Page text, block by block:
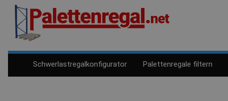
Schwerlastregalkonfigurator Palettenregale filtern